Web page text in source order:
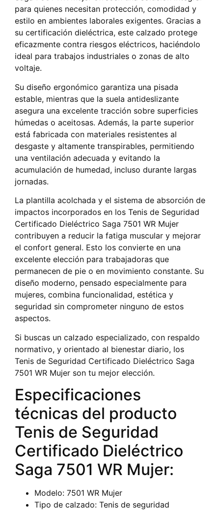
para quienes necesitan protección, comodidad y
estilo en ambientes laborales exigentes. Gracias a
su certificación dieléctrica, este calzado protege
eficazmente contra riesgos eléctricos, haciéndolo
ideal para trabajos industriales o zonas de alto
voltaje.
Su diseño ergonómico garantiza una pisada
estable, mientras que la suela antideslizante
asegura una excelente tracción sobre superficies
húmedas o aceitosas. Además, la parte superior
está fabricada con materiales resistentes al
desgaste y altamente transpirables, permitiendo
una ventilación adecuada y evitando la
acumulación de humedad, incluso durante largas
jornadas.
La plantilla acolchada y el sistema de absorción de
impactos incorporados en los Tenis de Seguridad
Certificado Dieléctrico Saga 7501 WR Mujer
contribuyen a reducir la fatiga muscular y mejorar
el confort general. Esto los convierte en una
excelente elección para trabajadoras que
permanecen de pie o en movimiento constante. Su
diseño moderno, pensado especialmente para
mujeres, combina funcionalidad, estética y
seguridad sin comprometer ninguno de estos
aspectos.
Si buscas un calzado especializado, con respaldo
normativo, y orientado al bienestar diario, los
Tenis de Seguridad Certificado Dieléctrico Saga
7501 WR Mujer son tu mejor elección.
Especificaciones
técnicas del producto
Tenis de Seguridad
Certificado Dieléctrico
Saga 7501 WR Mujer:
Modelo: 7501 WR Mujer
Tipo de calzado: Tenis de seguridad